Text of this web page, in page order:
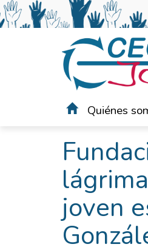
Quiénes
joven